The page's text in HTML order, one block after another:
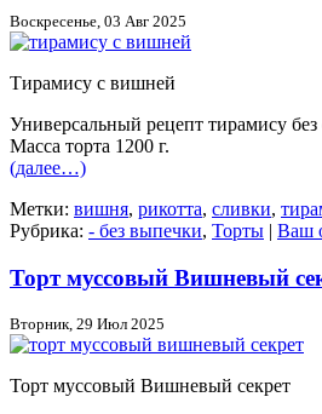
Воскресенье, 03 Авг 2025
Тирамису с вишней
Универсальный рецепт тирамису
Масса торта 1200 г.
(далее…)
Метки: вишня, рикотта, сливки,
Рубрика: - без выпечки, Торты | Ваш
Торт муссовый Вишневый
Вторник, 29 Июл 2025
Торт муссовый Вишневый секрет